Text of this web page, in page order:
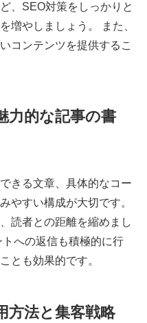
、SEO対策をしっかりと
増やしましょう。 また、
コンテンツを提供するこ
力的な記事の書
きる文章、具体的なコー
やすい構成が大切です。
読者との距離を縮めまし
への返信も積極的に行
とも効果的です。
方法と集客戦略